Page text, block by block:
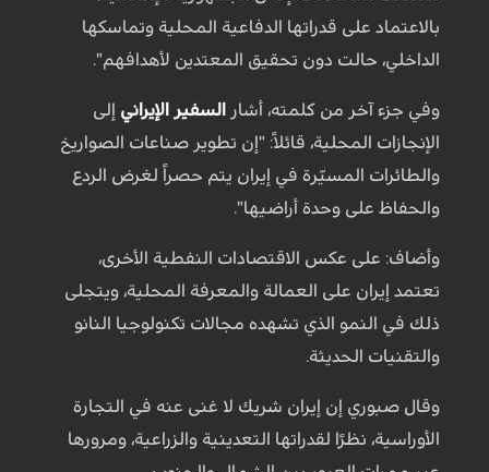
بالاعتماد على قدراتها الدفاعية المحلية وتماسكها
الداخلي، حالت دون تحقيق المعتدين لأهدافهم".
وفي جزء آخر من كلمته، أشار السفير الإيراني إلى
الإنجازات المحلية، قائلاً: "إن تطوير صناعات الصواريخ
والطائرات المسيّرة في إيران يتم حصراً لغرض الردع
والحفاظ على وحدة أراضيها".
وأضاف: على عكس الاقتصادات النفطية الأخرى،
تعتمد إيران على العمالة والمعرفة المحلية، ويتجلى
ذلك في النمو الذي تشهده مجالات تكنولوجيا النانو
والتقنيات الحديثة.
وقال صبوري إن إيران شريك لا غنى عنه في التجارة
الأوراسية، نظرًا لقدراتها التعدينية والزراعية، ومرورها